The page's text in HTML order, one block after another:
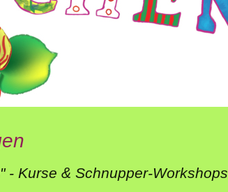
- Kurse & Schnupper-Workshops